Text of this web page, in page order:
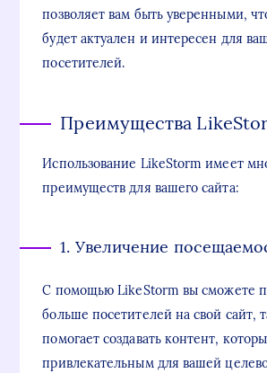
позволяет вам быть уверенными,
будет актуален и интересен для
посетителей.
Преимущества
Использование LikeStorm имеет
преимуществ для вашего сайта:
1. Увеличение
С помощью LikeStorm вы сможете
больше посетителей на свой сайт,
помогает создавать контент,
привлекательным для вашей